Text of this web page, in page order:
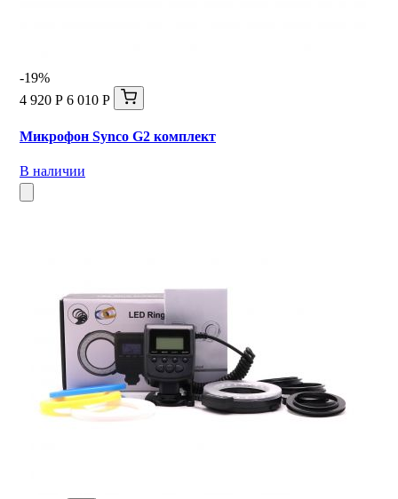
-19%
4 920 Р 6 010 Р
Микрофон Synco G2 комплект
В наличии